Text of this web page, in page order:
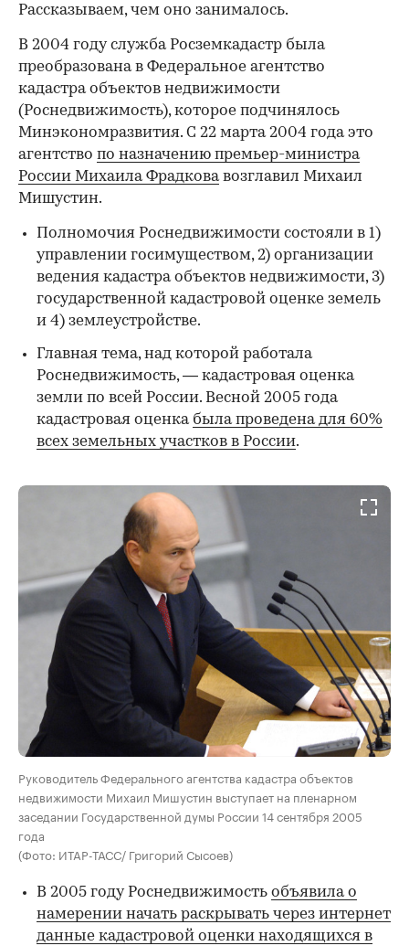
Рассказываем, чем оно занималось.
В 2004 году служба Росземкадастр была
преобразована в Федеральное агентство
кадастра объектов недвижимости
(Роснедвижимость), которое подчинялось
Минэкономразвития. С 22 марта 2004 года это
агентство по назначению премьер-министра
России Михаила Фрадковавозглавил Михаил
Мишустин.
Полномочия Роснедвижимости состояли в 1)
управлении госимуществом, 2) организации
ведения кадастра объектов недвижимости, 3)
государственной кадастровой оценке земель
и 4) землеустройстве.
Главная тема, над которой работала
Роснедвижимость, — кадастровая оценка
земли по всей России. Весной 2005 года
кадастровая оценка была проведена для 60%
всех земельных участков в России.
Руководитель Федерального агентства кадастра объектов
недвижимости Михаил Мишустин выступает на пленарном
заседании Государственной думы России 14 сентября 2005
года
(Фото: ИТАР-ТАСС/ Григорий Сысоев)
В 2005 году Роснедвижимость объявила о
намерении начать раскрывать через интернет
данные кадастровой оценки находящихся в